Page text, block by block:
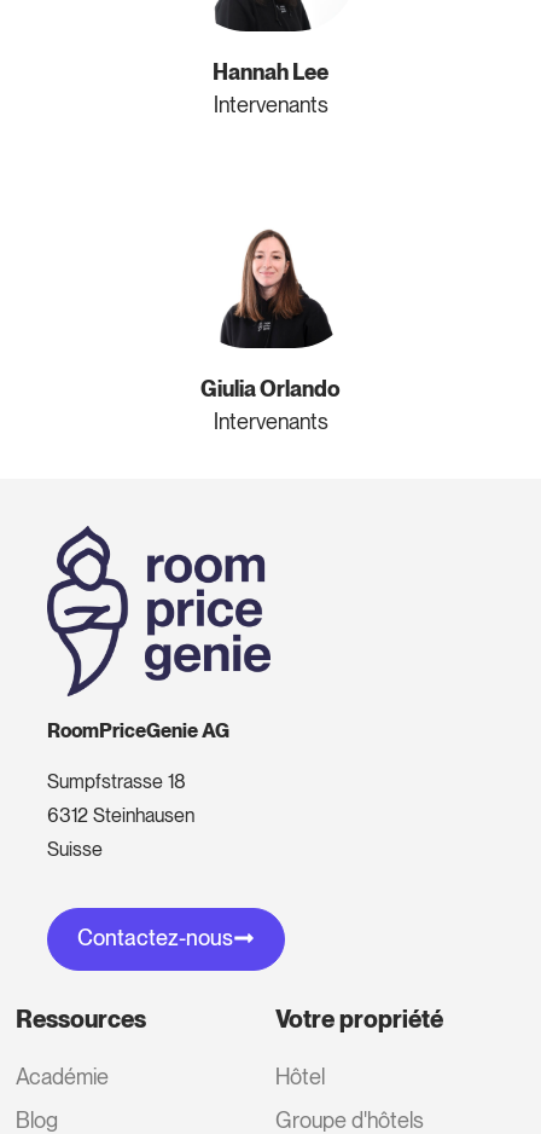
Hannah Lee
Intervenants
Giulia Orlando
Intervenants
RoomPriceGenie AG
Sumpfstrasse 18
6312 Steinhausen
Suisse
Contactez-nous
Ressources
Académie
Blog
Votre propriété
Hôtel
Groupe d'hôtels